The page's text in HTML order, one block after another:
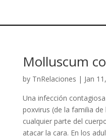
Molluscum
by TnRelaciones | Jan
Una infección
poxvirus (de la familia
cualquier parte del
atacar la cara. En los